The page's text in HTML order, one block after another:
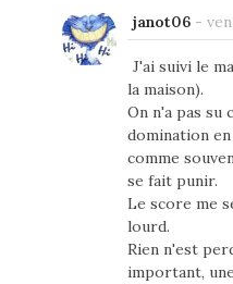
janot06-
J'ai suivi le
la maison).
On n'a pas
domination
comme
se fait punir.
Le score me
lourd.
Rien n'est
important,